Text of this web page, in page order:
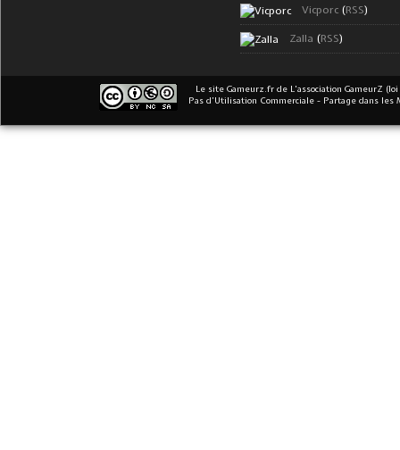
Vicporc (RSS)
Zalla (RSS)
Le site Gameurz.fr de L'association GameurZ (loi
Pas d’Utilisation Commerciale - Partage dans